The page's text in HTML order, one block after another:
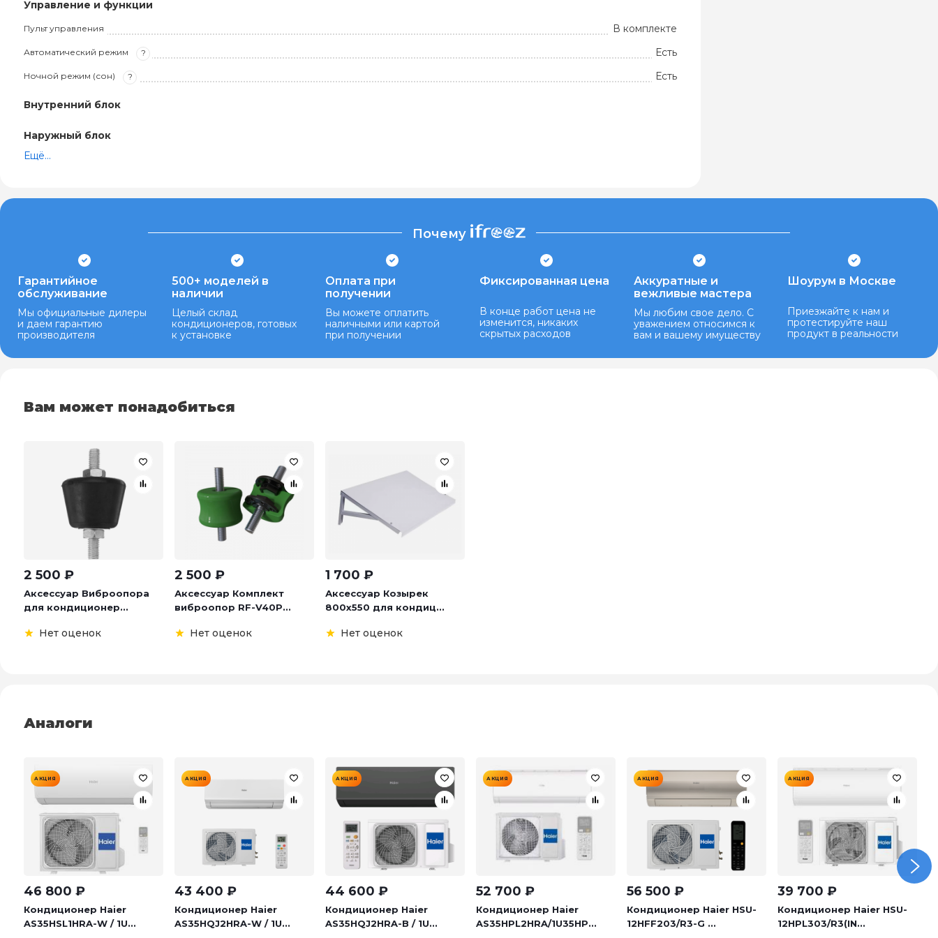
Управление и функции
Пульт управления В комплекте
Автоматический режим ? Есть
Ночной режим (сон) ? Есть
Внутренний блок
Наружный блок
Ещё...
Почему
Гарантийное
обслуживание
Мы официальные дилеры
и даем гарантию
производителя
500+ моделей в
наличии
Целый склад
кондиционеров, готовых
к установке
Оплата при
получении
Вы можете оплатить
наличными или картой
при получении
Фиксированная цена
В конце работ цена не
изменится, никаких
скрытых расходов
Аккуратные и
вежливые мастера
Мы любим свое дело. С
уважением относимся к
вам и вашему имуществу
Шоурум в Москве
Приезжайте к нам и
протестируйте наш
продукт в реальности
Вам может понадобиться
2 500 ₽
Аксессуар Виброопора
для кондиционер...
Нет оценок
2 500 ₽
Аксессуар Комплект
виброопор RF-V40P...
Нет оценок
1 700 ₽
Аксессуар Козырек
800х550 для кондиц...
Нет оценок
Аналоги
АКЦИЯ
46 800 ₽
Кондиционер Haier
AS35HSL1HRA-W / 1U...
АКЦИЯ
43 400 ₽
Кондиционер Haier
AS35HQJ2HRA-W / 1U...
АКЦИЯ
44 600 ₽
Кондиционер Haier
AS35HQJ2HRA-B / 1U...
АКЦИЯ
52 700 ₽
Кондиционер Haier
AS35HPL2HRA/1U35HP...
АКЦИЯ
56 500 ₽
Кондиционер Haier HSU-
12HFF203/R3-G ...
АКЦИЯ
39 700 ₽
Кондиционер Haier HSU-
12HPL303/R3(IN...